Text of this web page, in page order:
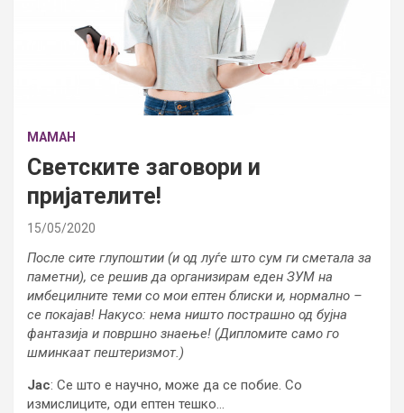
МАМАН
Светските заговори и
пријателите!
15/05/2020
После сите глупоштии (и од луѓе што сум ги сметала за
паметни), се решив да организирам еден ЗУМ на
имбецилните теми со мои ептен блиски и, нормално –
се покајав! Накусо: нема ништо пострашно од бујна
фантазија и површно знаење! (Дипломите само го
шминкаат пештеризмот.)
Јас: Се што е научно, може да се побие. Со
измислиците, оди ептен тешко…